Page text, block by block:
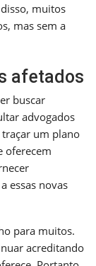
muitos
mas sem a
afetados
buscar
advogados
um plano
oferecem
essas novas
para muitos.
acreditando